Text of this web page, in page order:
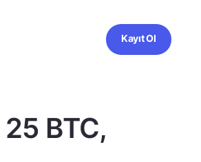
Kayıt Ol
25 BTC,